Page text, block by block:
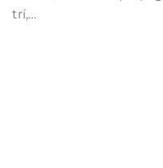
trí,…